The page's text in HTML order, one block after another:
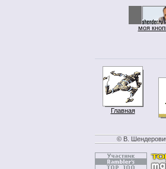
моя
Главная
© В.